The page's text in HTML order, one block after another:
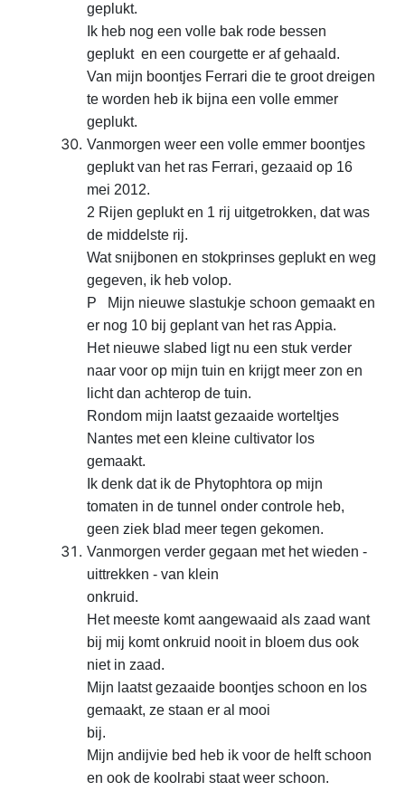
geplukt.
Ik heb nog een volle bak rode bessen
geplukt en een courgette er af gehaald.
Van mijn boontjes Ferrari die te groot dreigen
te worden heb ik bijna een volle emmer
geplukt.
Vanmorgen weer een volle emmer boontjes
geplukt van het ras Ferrari, gezaaid op 16
mei 2012.
2 Rijen geplukt en 1 rij uitgetrokken, dat was
de middelste rij.
Wat snijbonen en stokprinses geplukt en weg
gegeven, ik heb volop.
P Mijn nieuwe slastukje schoon gemaakt en
er nog 10 bij geplant van het ras Appia.
Het nieuwe slabed ligt nu een stuk verder
naar voor op mijn tuin en krijgt meer zon en
licht dan achterop de tuin.
Rondom mijn laatst gezaaide worteltjes
Nantes met een kleine cultivator los
gemaakt.
Ik denk dat ik de Phytophtora op mijn
tomaten in de tunnel onder controle heb,
geen ziek blad meer tegen gekomen.
Vanmorgen verder gegaan met het wieden -
uittrekken - van klein
onkruid.
Het meeste komt aangewaaid als zaad want
bij mij komt onkruid nooit in bloem dus ook
niet in zaad.
Mijn laatst gezaaide boontjes schoon en los
gemaakt, ze staan er al mooi
bij.
Mijn andijvie bed heb ik voor de helft schoon
en ook de koolrabi staat weer schoon.